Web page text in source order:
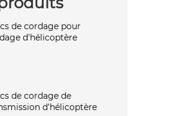
de cordage pour
d'hélicoptère
de cordage de
d'hélicoptère